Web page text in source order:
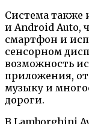
Система также
и Android Auto,
смартфон и
сенсорном
возможность
приложения,
музыку и
дороги.
В Lamborghini